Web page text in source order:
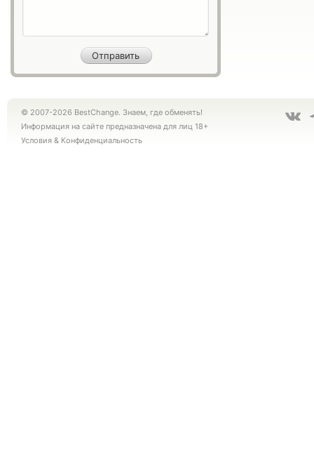
© 2007-2026 BestChange. Знаем, где обменять!
Информация на сайте предназначена для лиц 18+
Условия & Конфиденциальность